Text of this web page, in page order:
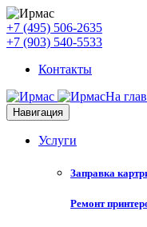
+7 (495) 506-2635
+7 (903) 540-5533
Контакты
На
Навигация
Услуги
Заправка
Ремонт